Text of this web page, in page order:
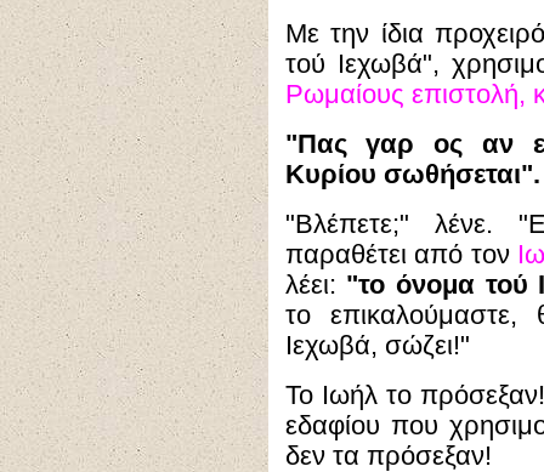
Με την ίδια
τού Ιεχωβά",
Ρωμαίους επιστολή,
"Πας γαρ ος αν
Κυρίου σωθήσεται".
"Βλέπετε;" λένε.
παραθέτει από τον
λέει: "το όνομα τού
το
Ιεχωβά, σώζει!"
Το Ιωήλ το
εδαφίου που
δεν τα πρόσεξαν!